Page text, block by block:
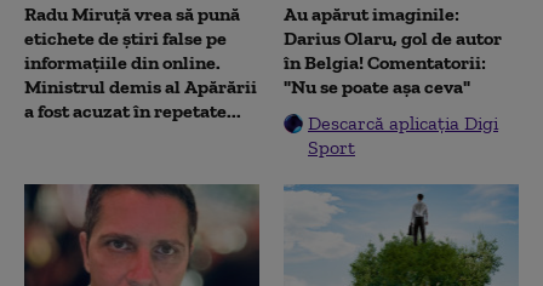
Radu Miruţă vrea să pună
etichete de știri false pe
informațiile din online.
Ministrul demis al Apărării
a fost acuzat în repetate...
Au apărut imaginile:
Darius Olaru, gol de autor
în Belgia! Comentatorii:
"Nu se poate așa ceva"
Descarcă aplicația Digi
Sport